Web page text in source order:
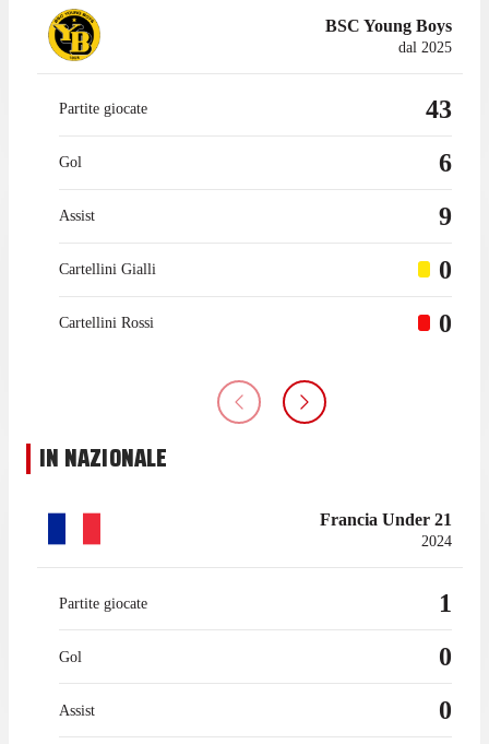
BSC Young Boys
dal 2025
Partite giocate 43
Gol 6
Assist 9
Cartellini Gialli 0
Cartellini Rossi 0
IN NAZIONALE
Francia Under 21
2024
Partite giocate 1
Gol 0
Assist 0